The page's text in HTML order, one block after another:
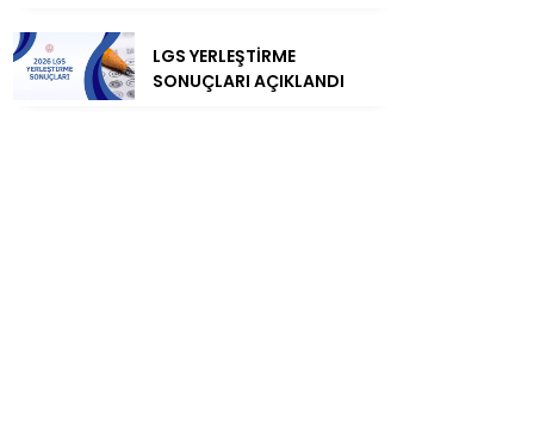
LGS YERLEŞTİRME
SONUÇLARI AÇIKLANDI